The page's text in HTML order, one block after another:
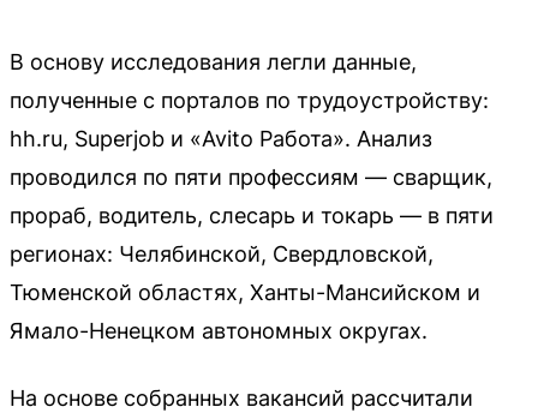
В основу исследования легли данные,
полученные с порталов по трудоустройству:
hh.ru, Superjob и «Avito Работа». Анализ
проводился по пяти профессиям — сварщик,
прораб, водитель, слесарь и токарь — в пяти
регионах: Челябинской, Свердловской,
Тюменской областях, Ханты-Мансийском и
Ямало-Ненецком автономных округах.
На основе собранных вакансий рассчитали